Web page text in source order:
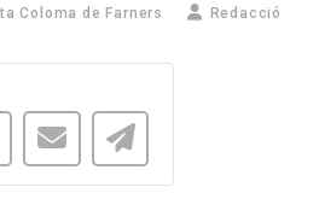
Coloma de Farners Redacció